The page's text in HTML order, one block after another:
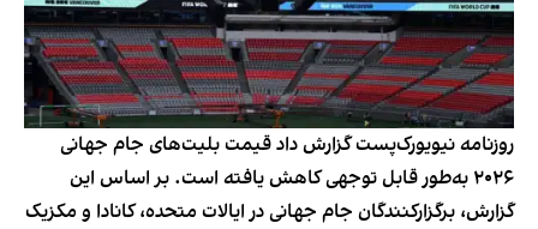
روزنامه نیویورک‌پست گزارش داد قیمت بلیت‌های جام جهانی
۲۰۲۶ به‌طور قابل توجهی کاهش یافته است. بر اساس این
گزارش، برگزارکنندگان جام جهانی در ایالات متحده، کانادا و مکزیک